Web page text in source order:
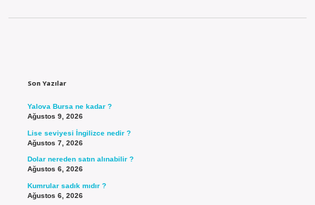
Son Yazılar
Yalova Bursa ne kadar ?
Ağustos 9, 2026
Lise seviyesi İngilizce nedir ?
Ağustos 7, 2026
Dolar nereden satın alınabilir ?
Ağustos 6, 2026
Kumrular sadık mıdır ?
Ağustos 6, 2026